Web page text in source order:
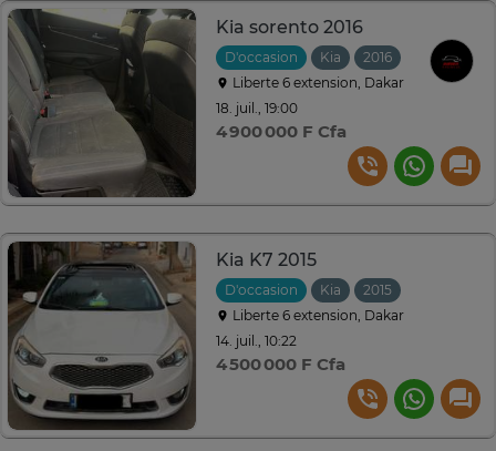
Kia sorento 2016
D'occasion Kia 2016
Liberte 6 extension, Dakar
18. juil., 19:00
4 900 000 F Cfa
Kia K7 2015
D'occasion Kia 2015
Liberte 6 extension, Dakar
14. juil., 10:22
4 500 000 F Cfa